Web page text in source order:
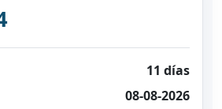
11 días
08-08-2026